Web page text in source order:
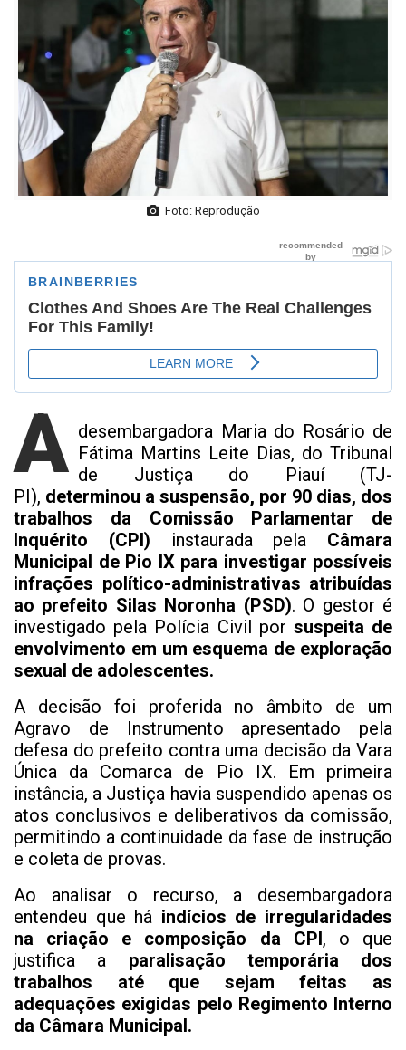
Foto: Reprodução
A desembargadora Maria do Rosário de
Fátima Martins Leite Dias, do Tribunal
de Justiça do Piauí (TJ-
PI), determinou a suspensão, por 90 dias, dos
trabalhos da Comissão Parlamentar de
Inquérito (CPI) instaurada pela Câmara
Municipal de Pio IX para investigar possíveis
infrações político-administrativas atribuídas
ao prefeito Silas Noronha (PSD). O gestor é
investigado pela Polícia Civil por suspeita de
envolvimento em um esquema de exploração
sexual de adolescentes.
A decisão foi proferida no âmbito de um
Agravo de Instrumento apresentado pela
defesa do prefeito contra uma decisão da Vara
Única da Comarca de Pio IX. Em primeira
instância, a Justiça havia suspendido apenas os
atos conclusivos e deliberativos da comissão,
permitindo a continuidade da fase de instrução
e coleta de provas.
Ao analisar o recurso, a desembargadora
entendeu que há indícios de irregularidades
na criação e composição da CPI , o que
justifica a paralisação temporária dos
trabalhos até que sejam feitas as
adequações exigidas pelo Regimento Interno
da Câmara Municipal.